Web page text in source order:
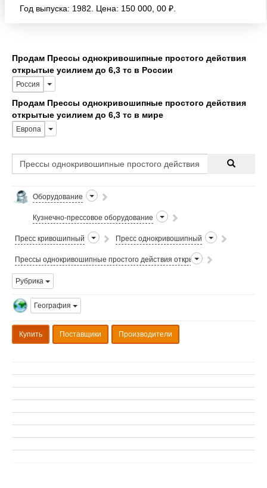
Год выпуска: 1982. Цена: 150 000, 00 ₽.
Продам Прессы однокривошипные простого действия
открытые усилием до 6,3 тс в России
Россия
Продам Прессы однокривошипные простого действия
открытые усилием до 6,3 тс в мире
Европа
Оборудование
Кузнечно-прессовое оборудование
Пресс кривошипный Пресс однокривошипный
Прессы однокривошипные простого действия открытые усилием до 6.3
Рубрика
География
Купить Поставщики Производители